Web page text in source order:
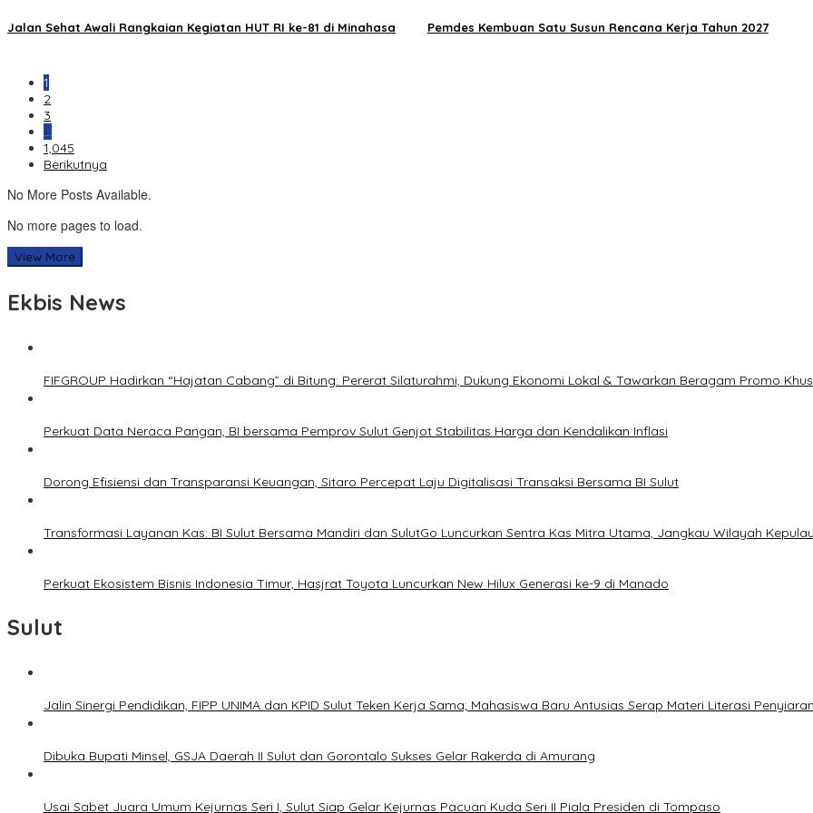
Jalan Sehat Awali Rangkaian Kegiatan HUT RI ke-81 di Minahasa Pemdes Kembuan Satu Susun Rencana Kerja Tahun 2027
1
2
3
…
1,045
Berikutnya
No More Posts Available.
No more pages to load.
View More
Ekbis News
FIFGROUP Hadirkan “Hajatan Cabang” di Bitung: Pererat Silaturahmi, Dukung Ekonomi Lokal & Tawarkan Beragam Promo
Perkuat Data Neraca Pangan, BI bersama Pemprov Sulut Genjot Stabilitas Harga dan Kendalikan Inflasi
Dorong Efisiensi dan Transparansi Keuangan, Sitaro Percepat Laju Digitalisasi Transaksi Bersama BI Sulut
Transformasi Layanan Kas: BI Sulut Bersama Mandiri dan SulutGo Luncurkan Sentra Kas Mitra Utama, Jangkau Wilayah
Perkuat Ekosistem Bisnis Indonesia Timur, Hasjrat Toyota Luncurkan New Hilux Generasi ke-9 di Manado
Sulut
Jalin Sinergi Pendidikan, FIPP UNIMA dan KPID Sulut Teken Kerja Sama; Mahasiswa Baru Antusias Serap Materi Literasi
Dibuka Bupati Minsel, GSJA Daerah II Sulut dan Gorontalo Sukses Gelar Rakerda di Amurang
Usai Sabet Juara Umum Kejurnas Seri I, Sulut Siap Gelar Kejurnas Pacuan Kuda Seri II Piala Presiden di Tompaso